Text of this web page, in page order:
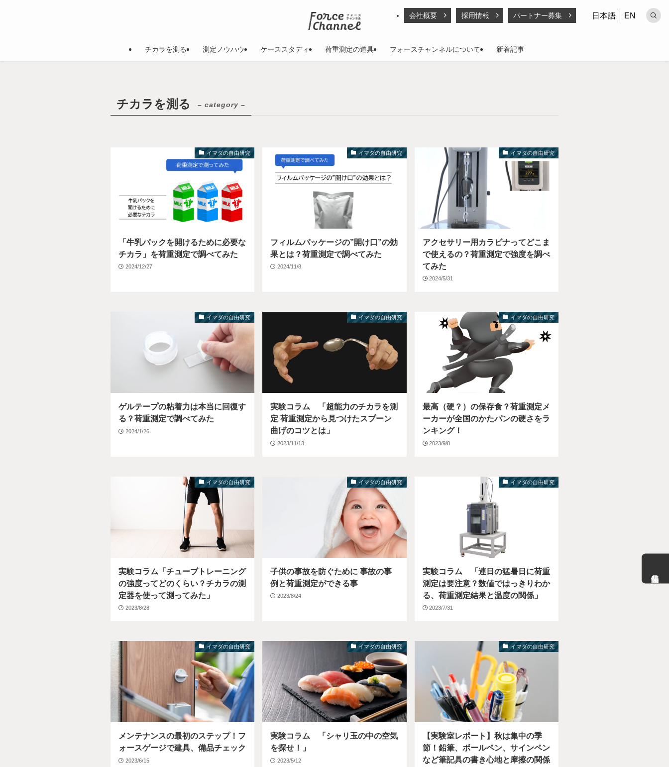
チカラを測る 測定ノウハウ ケーススタディ 荷重測定の道具 フォースチャンネルについて 新着記事
会社概要 採用情報 パートナー募集 日本語 EN
チカラを測る – category –
イマダの自由研究
「牛乳パックを開けるために必要な
チカラ」を荷重測定で調べてみた
2024/12/27
イマダの自由研究
フィルムパッケージの”開け口”の効
果とは？荷重測定で調べてみた
2024/11/8
イマダの自由研究
アクセサリー用カラビナってどこま
で使えるの？荷重測定で強度を調べ
てみた
2024/5/31
イマダの自由研究
ゲルテープの粘着力は本当に回復す
る？荷重測定で調べてみた
2024/1/26
イマダの自由研究
実験コラム 「超能力のチカラを測
定 荷重測定から見つけたスプーン
曲げのコツとは」
2023/11/13
イマダの自由研究
最高（硬？）の保存食？荷重測定メ
ーカーが全国のかたパンの硬さをラ
ンキング！
2023/9/8
イマダの自由研究
実験コラム「チューブトレーニング
の強度ってどのくらい？チカラの測
定器を使って測ってみた」
2023/8/28
イマダの自由研究
子供の事故を防ぐために 事故の事
例と荷重測定ができる事
2023/8/24
イマダの自由研究
実験コラム 「連日の猛暑日に荷重
測定は要注意？数値ではっきりわか
る、荷重測定結果と温度の関係」
2023/7/31
イマダの自由研究
メンテナンスの最初のステップ！フ
ォースゲージで建具、備品チェック
2023/6/15
イマダの自由研究
実験コラム 「シャリ玉の中の空気
を探せ！」
2023/5/12
イマダの自由研究
【実験室レポート】秋は集中の季
節！鉛筆、ボールペン、サインペン
など筆記具の書き心地と摩擦の関係